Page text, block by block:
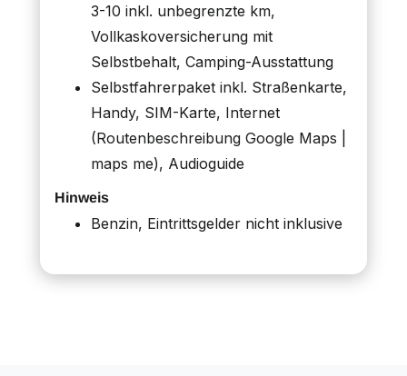
3-10 inkl. unbegrenzte km,
Vollkaskoversicherung mit
Selbstbehalt, Camping-Ausstattung
Selbstfahrerpaket inkl. Straßenkarte,
Handy, SIM-Karte, Internet
(Routenbeschreibung Google Maps |
maps me), Audioguide
Hinweis
Benzin, Eintrittsgelder nicht inklusive